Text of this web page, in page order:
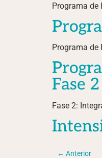
Programa de
Programa de
Fase 2
Fase 2:
← Anterior